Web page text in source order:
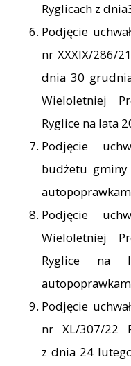
Ryglicach z
Podjęcie
nr XXXIX/286/
dnia 30
Wieloletniej
Ryglice na lata
Podjęcie
budżetu
Podjęcie
Wieloletniej
Ryglice na
Podjęcie
nr XL/307/22
z dnia 24